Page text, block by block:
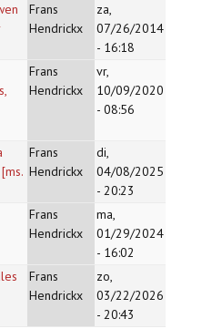
Frans
Hendrickx
za,
07/26/2014
- 16:18
Frans
Hendrickx
vr,
10/09/2020
- 08:56
Frans
Hendrickx
di,
04/08/2025
- 20:23
Frans
Hendrickx
ma,
01/29/2024
- 16:02
Frans
Hendrickx
zo,
03/22/2026
- 20:43